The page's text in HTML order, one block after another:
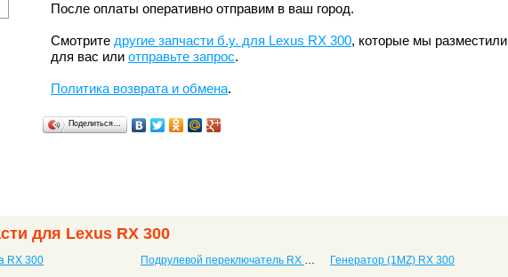
После оплаты оперативно отправим в ваш город.
Смотрите другие запчасти б.у. для Lexus RX 300, которые мы разместили
для вас или отправьте запрос.
Политика возврата и обмена.
Поделиться…
для Lexus RX 300
RX 300 Подрулевой переключатель RX 300 Генератор (1MZ) RX 300